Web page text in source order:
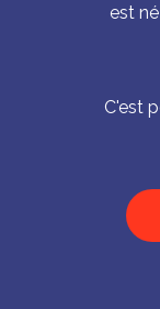
est
C'est